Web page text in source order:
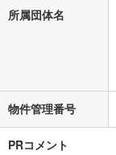
所属団体名
物件管理番号
PRコメント